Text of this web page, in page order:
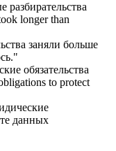
разбирательства
longer than
заняли больше
обязательства
to protect
данных